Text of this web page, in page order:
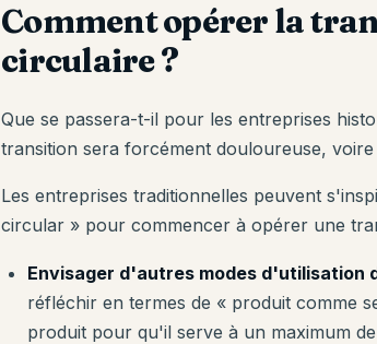
Comment opérer la
circulaire ?
Que se passera-t-il pour les entreprises
transition sera forcément douloureuse, voire
Les entreprises traditionnelles peuvent
circular » pour commencer à opérer une
Envisager d'autres modes d'utilisation
réfléchir en termes de « produit comme
produit pour qu'il serve à un maximum